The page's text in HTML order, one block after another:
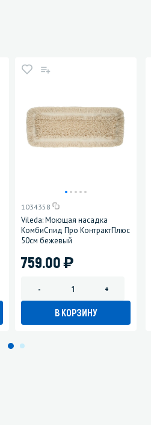
1034358
Vileda: Моющая насадка
КомбиСпид Про КонтрактПлюс
50см бежевый
759.00)
- +
В КОРЗИНУ